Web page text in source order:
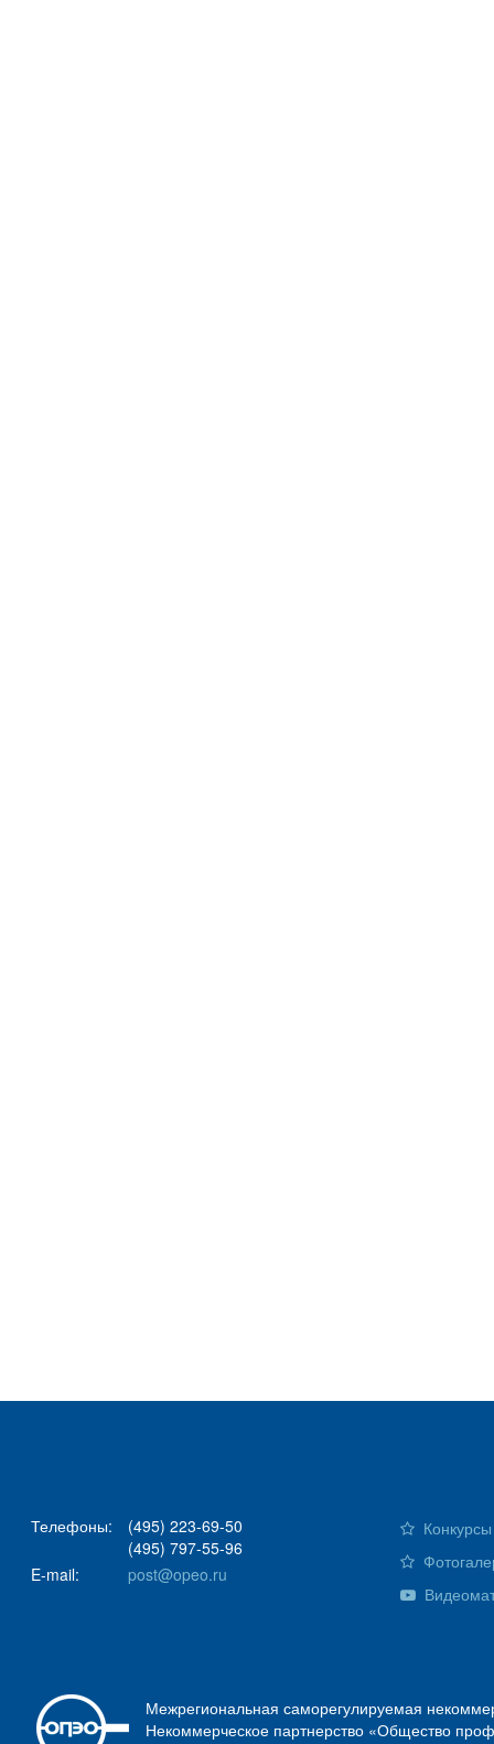
Телефоны:
(495) 223-69-50
(495) 797-55-96
E-mail:
post@opeo.ru
Межрегиональная саморегулируемая
Некоммерческое партнерство «Общество